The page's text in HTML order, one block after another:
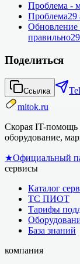
Проблема -
Проблема29
Обновление
правильно
Поделиться
Ссылка
mitok.ru
Скорая IT-помощь
оборудование,
★Официальный
сервисы
Каталог
ТС ПИОТ
Тарифы
База знаний
компания